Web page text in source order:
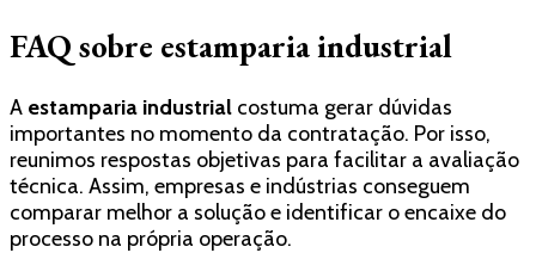
FAQ sobre estamparia industrial
A estamparia industrial costuma gerar dúvidas
importantes no momento da contratação. Por isso,
reunimos respostas objetivas para facilitar a avaliação
técnica. Assim, empresas e indústrias conseguem
comparar melhor a solução e identificar o encaixe do
processo na própria operação.